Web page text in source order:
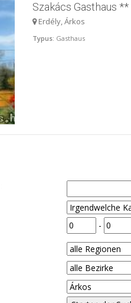
Szakács Gasthaus **
Erdély, Árkos
Typus: Gasthaus
-